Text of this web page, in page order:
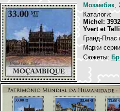
Мозамбик,
Каталоги:
Michel: 3932
Yvert et
Гранд-
Марки
Сюжеты: